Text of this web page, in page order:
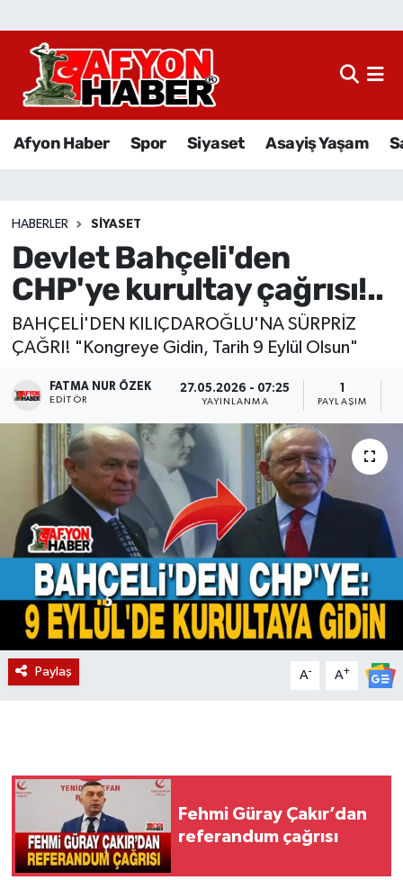
Afyon Haber Spor Siyaset Asayiş Yaşam
HABERLER SIYASET
Devlet Bahçeli'den
CHP'ye kurultay çağrısı!..
BAHÇELİ'DEN KILIÇDAROĞLU'NA SÜRPRİZ
ÇAĞRI! "Kongreye Gidin, Tarih 9 Eylül Olsun"
FATMA NUR ÖZEK
EDITÖR
27.05.2026 - 07:25
YAYINLANMA PAYLAŞIM
Paylaş A- A+
Fehmi Güray Çakır’dan
referandum çağrısı
Afyon Haber
Sağlık
Eğitim
Sivil Toplum
Ekonomi
Magazin
Etkinlikler